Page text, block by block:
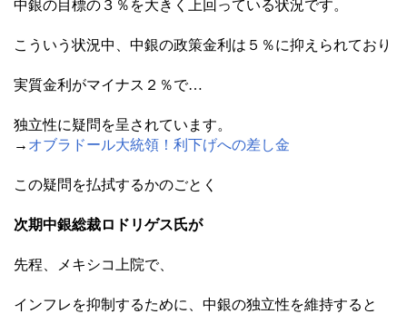
中銀の目標の３％を大きく上回っている状況です。
こういう状況中、中銀の政策金利は５％に抑えられており
実質金利がマイナス２％で…
独立性に疑問を呈されています。
→ オブラドール大統領！利下げへの差し金
この疑問を払拭するかのごとく
次期中銀総裁ロドリゲス氏が
先程、メキシコ上院で、
インフレを抑制するために、中銀の独立性を維持すると